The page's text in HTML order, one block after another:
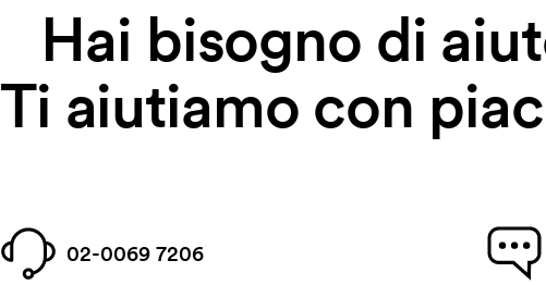
Hai bisogno di
Ti aiutiamo con
02-0069 7206